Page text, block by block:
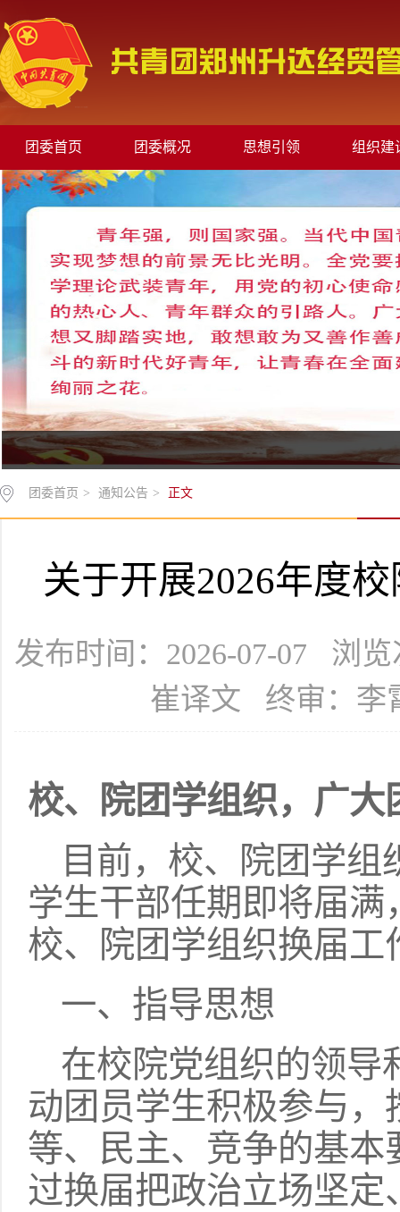
团委首页 团委概况 思想引领 组织建
团委首页 > 通知公告 > 正文
关于开展2026年度
发布时间：2026-07-07 浏览
崔译文 终审：李
校、院团学组织，广大
目前，校、院团学
学生干部任期即将届
校、院团学组织换届工
一、指导思想
在校院党组织的领导
动团员学生积极参与
等、民主、竞争的基
过换届把政治立场坚